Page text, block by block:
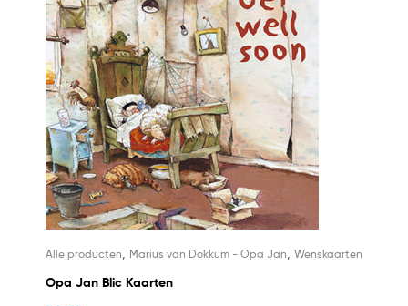
Alle producten Marius van Dokkum - Opa Jan Wenskaarten
Opa Jan Blic Kaarten